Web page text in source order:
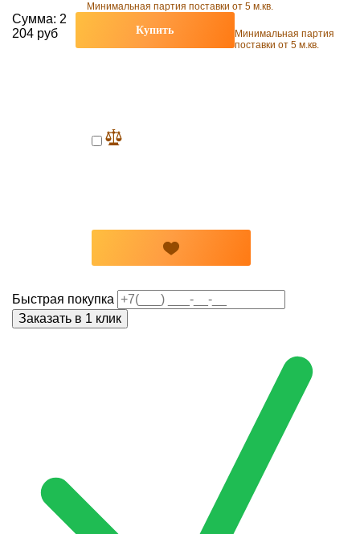
Минимальная партия поставки от 5 м.кв.
Сумма: 2
204 руб
Купить
Минимальная партия
поставки от 5 м.кв.
Быстрая покупка